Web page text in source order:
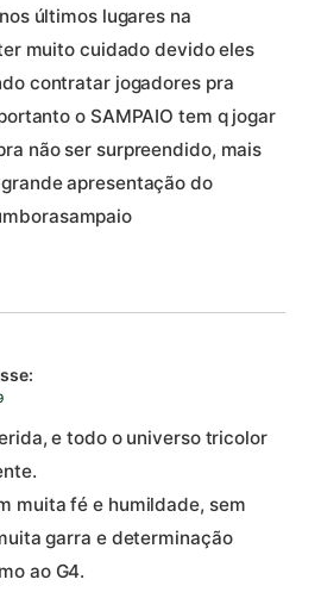
últimos lugares na
muito cuidado devido eles
contratar jogadores pra
o SAMPAIO tem q jogar
não ser surpreendido, mais
apresentação do
e todo o universo tricolor
muita fé e humildade, sem
garra e determinação
ao G4.